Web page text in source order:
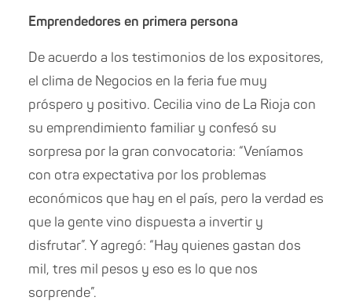
Emprendedores en primera persona
De acuerdo a los testimonios de los expositores,
el clima de Negocios en la feria fue muy
próspero y positivo. Cecilia vino de La Rioja con
su emprendimiento familiar y confesó su
sorpresa por la gran convocatoria: “Veníamos
con otra expectativa por los problemas
económicos que hay en el país, pero la verdad es
que la gente vino dispuesta a invertir y
disfrutar”. Y agregó: “Hay quienes gastan dos
mil, tres mil pesos y eso es lo que nos
sorprende”.